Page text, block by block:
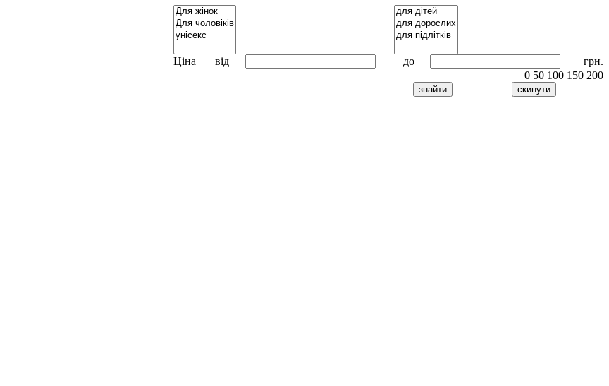
Ціна від до
грн.
0 50 100 150 200